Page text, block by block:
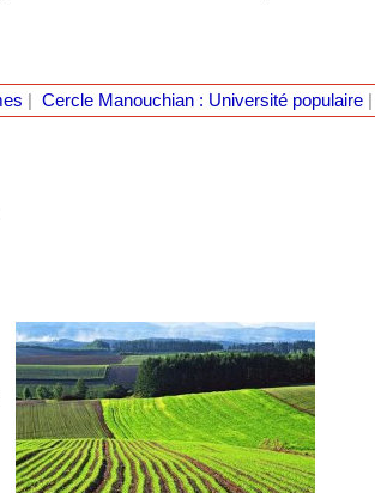
Cercle Manouchian : Université populaire|